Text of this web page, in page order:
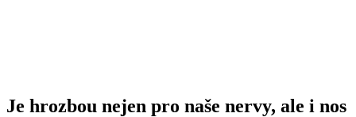
Je hrozbou nejen pro naše nervy, ale i nos